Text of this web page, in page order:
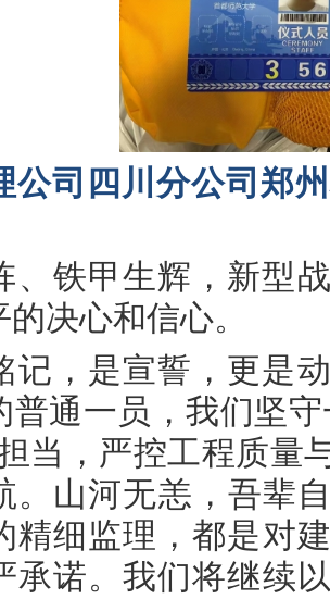
公司四川分公司郑
、铁甲生辉，新型
决心和信心。
记，是宣誓，更是
普通一员，我们坚
当，严控工程质量
。山河无恙，吾
精细监理，都是对
承诺。我们将继续